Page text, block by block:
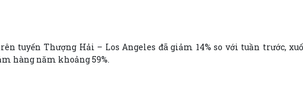
tuyến Thượng Hải – Los Angeles đã giảm 14% so với tuần trước,
hàng năm khoảng 59%.